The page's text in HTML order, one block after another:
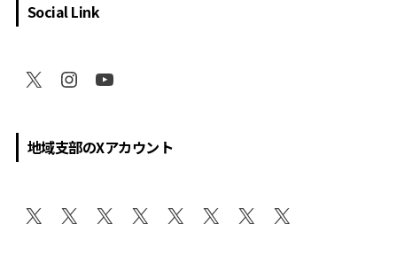
Social Link
地域支部のXアカウント